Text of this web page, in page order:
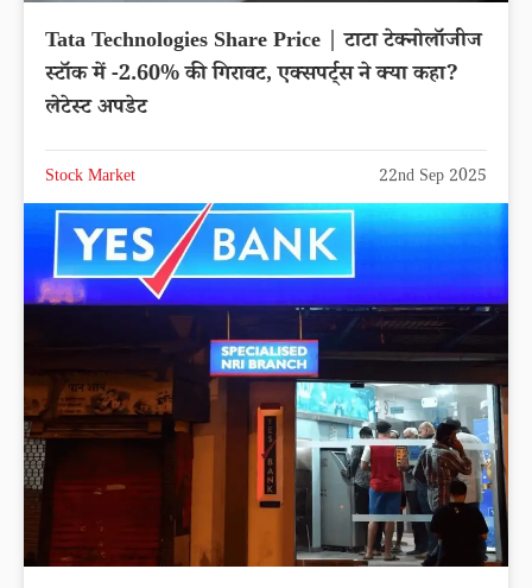
Tata Technologies Share Price | टाटा टेक्नोलॉजीज
स्टॉक में -2.60% की गिरावट, एक्सपर्ट्स ने क्या कहा?
लेटेस्ट अपडेट
Stock Market 22nd Sep 2025